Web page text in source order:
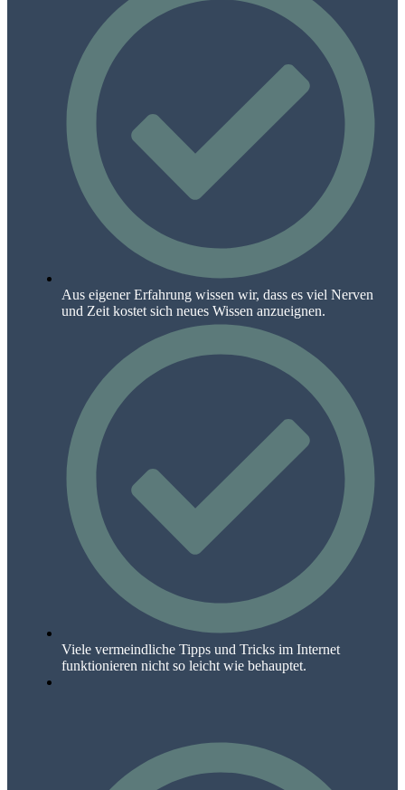
Aus eigener Erfahrung wissen wir, dass es viel Nerven
und Zeit kostet sich neues Wissen anzueignen.
Viele vermeindliche Tipps und Tricks im Internet
funktionieren nicht so leicht wie behauptet.